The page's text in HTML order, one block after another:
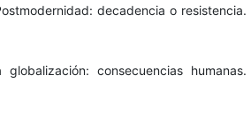
decadencia o resistencia.
consecuencias humanas.